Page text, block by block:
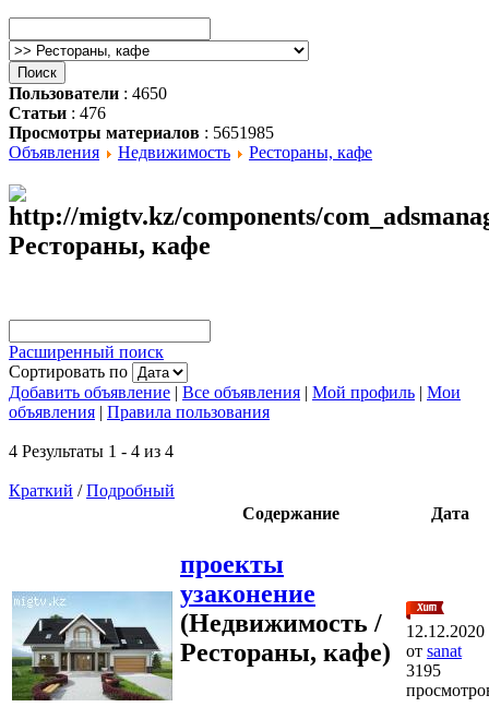
Пользователи : 4650
Статьи : 476
Просмотры материалов : 5651985
Объявления
Недвижимость Рестораны, кафе
Рестораны, кафе
Расширенный поиск
Сортировать по
Добавить объявление | Все объявления | Мой профиль | Мои
объявления | Правила пользования
4 Результаты 1 - 4 из 4
Краткий /Подробный
Содержание
Дата
проекты
узаконение
(Недвижимость /
Рестораны, кафе)
12.12.2020
от sanat
3195